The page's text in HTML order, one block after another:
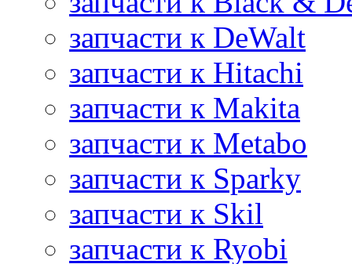
запчасти к DeWalt
запчасти к Hitachi
запчасти к Makita
запчасти к Metabo
запчасти к Sparky
запчасти к Skil
запчасти к Ryobi